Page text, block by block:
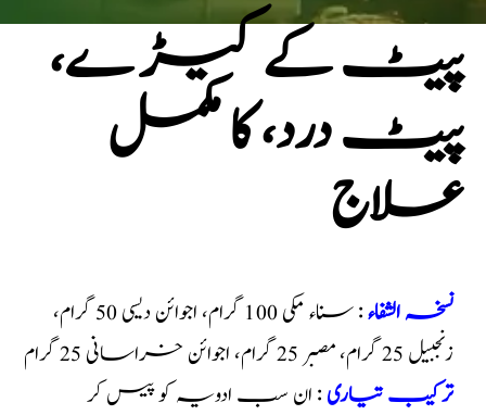
پیٹ کے کیڑ ے،
پیٹ درد، کا مکمل
علاج
نسخہ الشفاء
: سناء مکی 100 گرام، اجوائن دیسی 50 گرام،
زنجبیل 25 گرام، مصبر 25 گرام، اجوائن خراسانی 25 گرام
ترکیب تیاری: ان سب ادویہ کو پیس کر